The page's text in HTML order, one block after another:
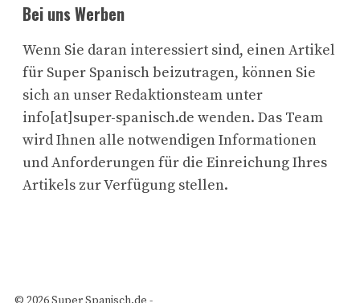
Bei uns Werben
Wenn Sie daran interessiert sind, einen Artikel
für Super Spanisch beizutragen, können Sie
sich an unser Redaktionsteam unter
info[at]super-spanisch.de wenden. Das Team
wird Ihnen alle notwendigen Informationen
und Anforderungen für die Einreichung Ihres
Artikels zur Verfügung stellen.